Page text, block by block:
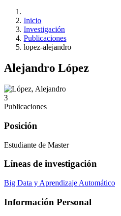
Inicio
Investigación
Publicaciones
lopez-alejandro
Alejandro López
3
Publicaciones
Posición
Estudiante de Master
Líneas de investigación
Big Data y Aprendizaje Automático
Información Personal